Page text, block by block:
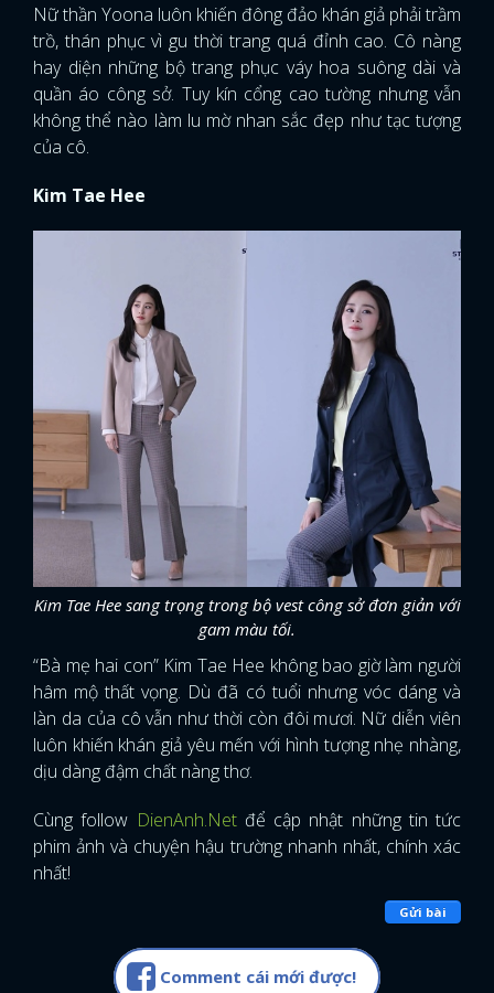
Nữ thần Yoona luôn khiến đông đảo khán giả phải trầm
trồ, thán phục vì gu thời trang quá đỉnh cao. Cô nàng
hay diện những bộ trang phục váy hoa suông dài và
quần áo công sở. Tuy kín cổng cao tường nhưng vẫn
không thể nào làm lu mờ nhan sắc đẹp như tạc tượng
của cô.
Kim Tae Hee
Kim Tae Hee sang trọng trong bộ vest công sở đơn giản với
gam màu tối.
“Bà mẹ hai con” Kim Tae Hee không bao giờ làm người
hâm mộ thất vọng. Dù đã có tuổi nhưng vóc dáng và
làn da của cô vẫn như thời còn đôi mươi. Nữ diễn viên
luôn khiến khán giả yêu mến với hình tượng nhẹ nhàng,
dịu dàng đậm chất nàng thơ.
Cùng follow DienAnh.Netđể cập nhật những tin tức
phim ảnh và chuyện hậu trường nhanh nhất, chính xác
nhất!
Gửi bài
Comment cái mới được!